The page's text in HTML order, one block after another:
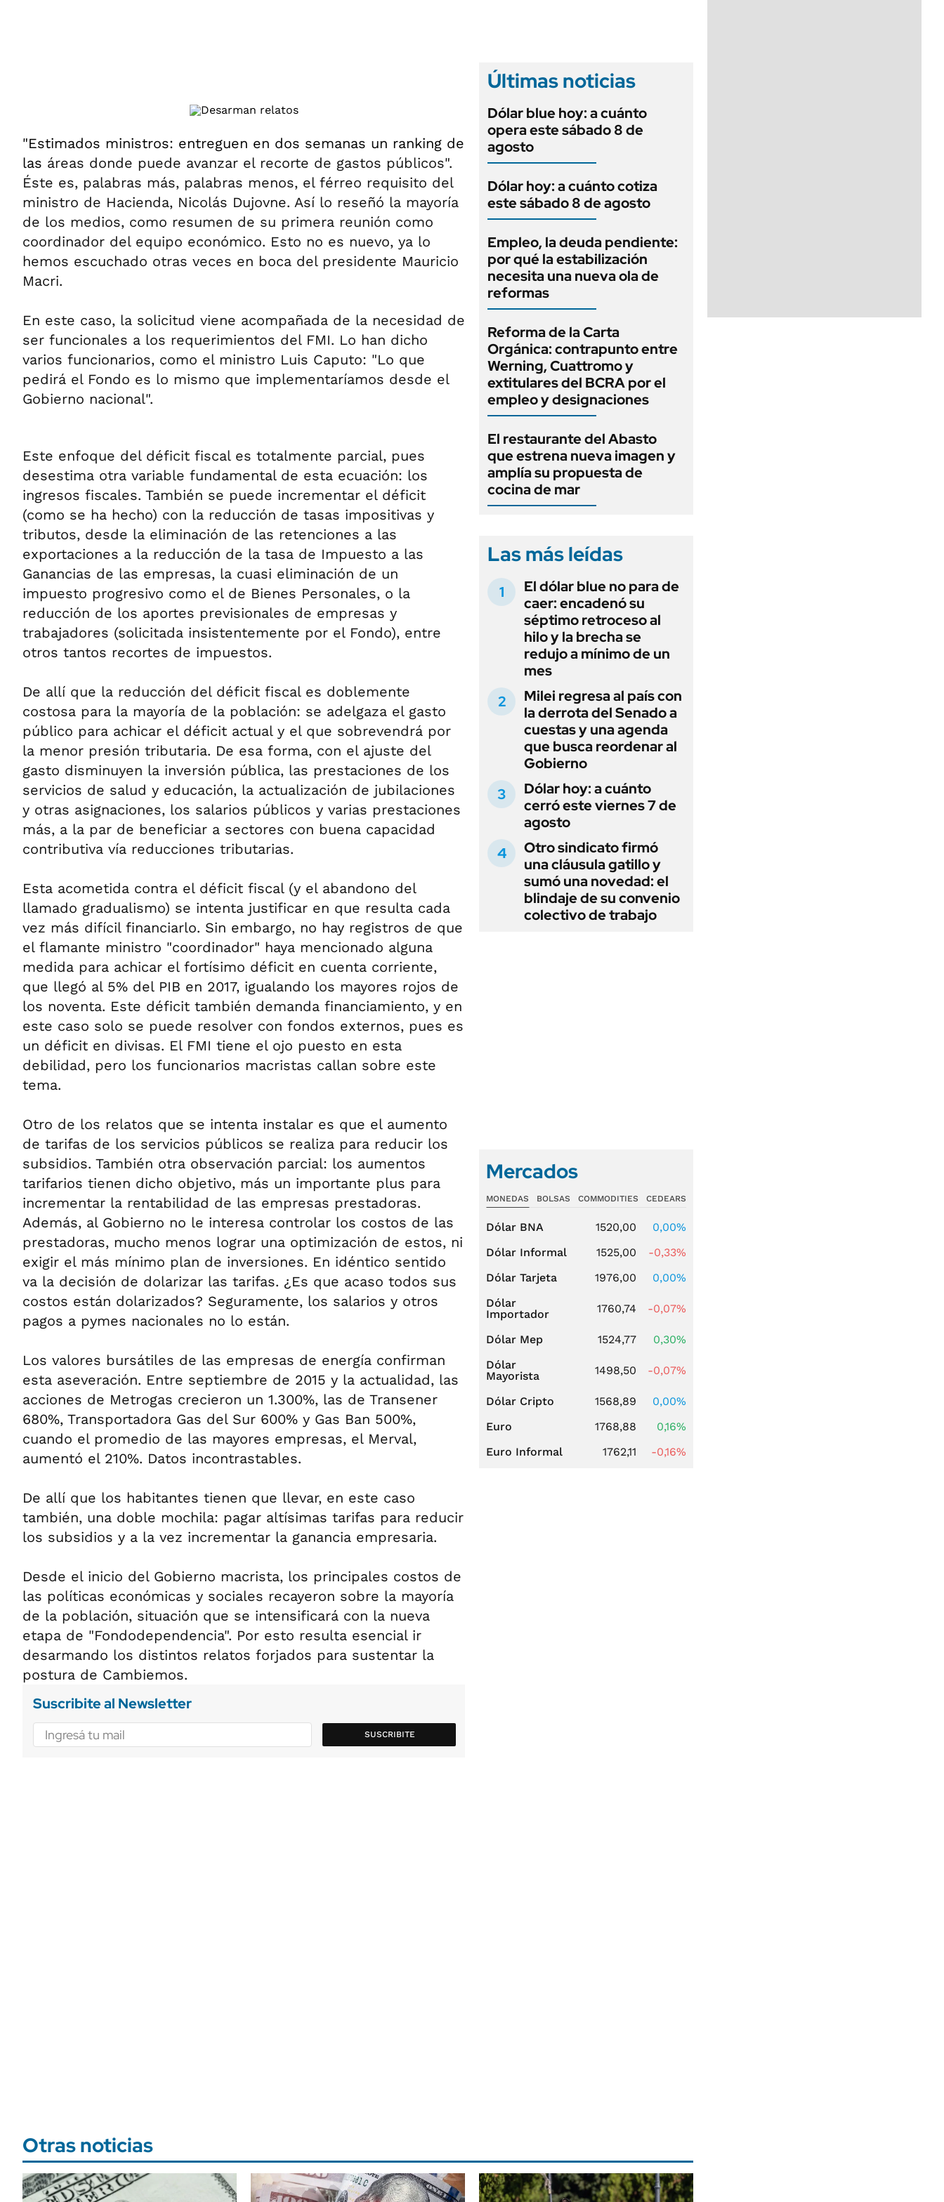
"Estimados ministros: entreguen en dos semanas un ranking de
las áreas donde puede avanzar el recorte de gastos públicos".
Éste es, palabras más, palabras menos, el férreo requisito del
ministro de Hacienda, Nicolás Dujovne. Así lo reseñó la mayoría
de los medios, como resumen de su primera reunión como
coordinador del equipo económico. Esto no es nuevo, ya lo
hemos escuchado otras veces en boca del presidente Mauricio
Macri.
En este caso, la solicitud viene acompañada de la necesidad de
ser funcionales a los requerimientos del FMI. Lo han dicho
varios funcionarios, como el ministro Luis Caputo: "Lo que
pedirá el Fondo es lo mismo que implementaríamos desde el
Gobierno nacional".
Este enfoque del déficit fiscal es totalmente parcial, pues
desestima otra variable fundamental de esta ecuación: los
ingresos fiscales. También se puede incrementar el déficit
(como se ha hecho) con la reducción de tasas impositivas y
tributos, desde la eliminación de las retenciones a las
exportaciones a la reducción de la tasa de Impuesto a las
Ganancias de las empresas, la cuasi eliminación de un
impuesto progresivo como el de Bienes Personales, o la
reducción de los aportes previsionales de empresas y
trabajadores (solicitada insistentemente por el Fondo), entre
otros tantos recortes de impuestos.
De allí que la reducción del déficit fiscal es doblemente
costosa para la mayoría de la población: se adelgaza el gasto
público para achicar el déficit actual y el que sobrevendrá por
la menor presión tributaria. De esa forma, con el ajuste del
gasto disminuyen la inversión pública, las prestaciones de los
servicios de salud y educación, la actualización de jubilaciones
y otras asignaciones, los salarios públicos y varias prestaciones
más, a la par de beneficiar a sectores con buena capacidad
contributiva vía reducciones tributarias.
Esta acometida contra el déficit fiscal (y el abandono del
llamado gradualismo) se intenta justificar en que resulta cada
vez más difícil financiarlo. Sin embargo, no hay registros de que
el flamante ministro "coordinador" haya mencionado alguna
medida para achicar el fortísimo déficit en cuenta corriente,
que llegó al 5% del PIB en 2017, igualando los mayores rojos de
los noventa. Este déficit también demanda financiamiento, y en
este caso solo se puede resolver con fondos externos, pues es
un déficit en divisas. El FMI tiene el ojo puesto en esta
debilidad, pero los funcionarios macristas callan sobre este
tema.
Otro de los relatos que se intenta instalar es que el aumento
de tarifas de los servicios públicos se realiza para reducir los
subsidios. También otra observación parcial: los aumentos
tarifarios tienen dicho objetivo, más un importante plus para
incrementar la rentabilidad de las empresas prestadoras.
Además, al Gobierno no le interesa controlar los costos de las
prestadoras, mucho menos lograr una optimización de estos, ni
exigir el más mínimo plan de inversiones. En idéntico sentido
va la decisión de dolarizar las tarifas. ¿Es que acaso todos sus
costos están dolarizados? Seguramente, los salarios y otros
pagos a pymes nacionales no lo están.
Los valores bursátiles de las empresas de energía confirman
esta aseveración. Entre septiembre de 2015 y la actualidad, las
acciones de Metrogas crecieron un 1.300%, las de Transener
680%, Transportadora Gas del Sur 600% y Gas Ban 500%,
cuando el promedio de las mayores empresas, el Merval,
aumentó el 210%. Datos incontrastables.
De allí que los habitantes tienen que llevar, en este caso
también, una doble mochila: pagar altísimas tarifas para reducir
los subsidios y a la vez incrementar la ganancia empresaria.
Desde el inicio del Gobierno macrista, los principales costos de
las políticas económicas y sociales recayeron sobre la mayoría
de la población, situación que se intensificará con la nueva
etapa de "Fondodependencia". Por esto resulta esencial ir
desarmando los distintos relatos forjados para sustentar la
postura de Cambiemos.
Suscribite al Newsletter
SUSCRIBITE
Últimas noticias
Dólar blue hoy: a cuánto
opera este sábado 8 de
agosto
Dólar hoy: a cuánto cotiza
este sábado 8 de agosto
Empleo, la deuda pendiente:
por qué la estabilización
necesita una nueva ola de
reformas
Reforma de la Carta
Orgánica: contrapunto entre
Werning, Cuattromo y
extitulares del BCRA por el
empleo y designaciones
El restaurante del Abasto
que estrena nueva imagen y
amplía su propuesta de
cocina de mar
Las más leídas
El dólar blue no para de
caer: encadenó su
séptimo retroceso al
hilo y la brecha se
redujo a mínimo de un
mes
Milei regresa al país con
la derrota del Senado a
cuestas y una agenda
que busca reordenar al
Gobierno
Dólar hoy: a cuánto
cerró este viernes 7 de
agosto
Otro sindicato firmó
una cláusula gatillo y
sumó una novedad: el
blindaje de su convenio
colectivo de trabajo
Mercados
MONEDAS BOLSAS COMMODITIES CEDEARS
Dólar BNA 1520,00
0,00%
Dólar Informal
1525,00
-0,33%
Dólar Tarjeta
1976,00
0,00%
Dólar
Importador
1760,74 -0,07%
Dólar Mep 1524,77
0,30%
Dólar
Mayorista
1498,50 -0,07%
Dólar Cripto 1568,89
0,00%
Euro
1768,88
0,16%
Euro Informal
1762,11 -0,16%
Otras noticias